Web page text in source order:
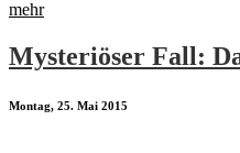
mehr
Mysteriöser Fall:
Montag, 25. Mai 2015